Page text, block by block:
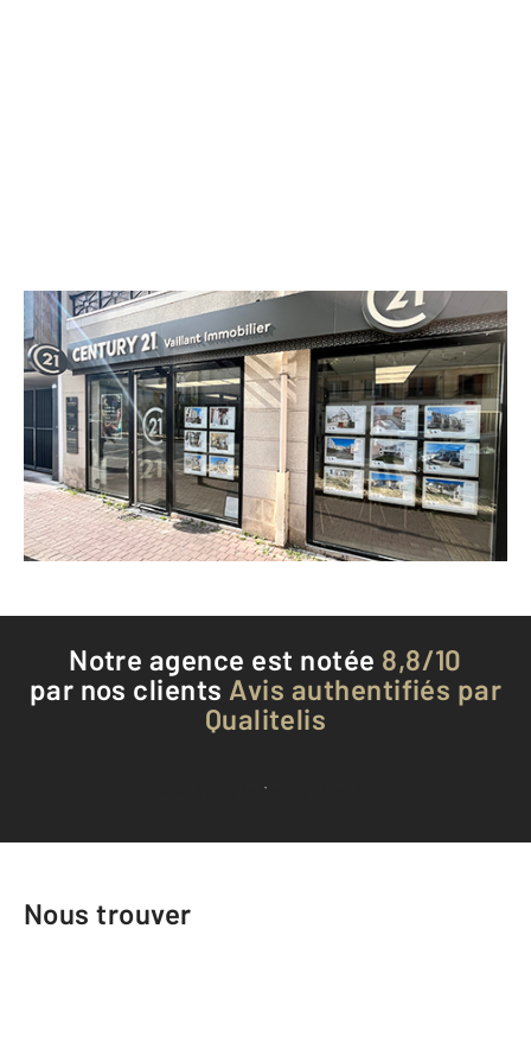
CENTURY 21 Vaillant Immobilier
88 rue Edouard Vaillant
BEZONS - 95870
Envoyer un message
Téléphoner à l'agence
Notre agence est notée 8,8/10
par nos clients Avis authentifiés par
Qualitelis
Voir tous les avis clients
Nous trouver